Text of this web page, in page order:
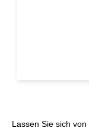
Lassen Sie sich von